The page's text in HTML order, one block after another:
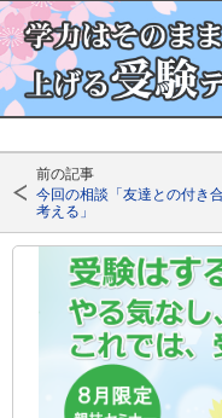
前の記事
今回の相談「友達との付き
考える」